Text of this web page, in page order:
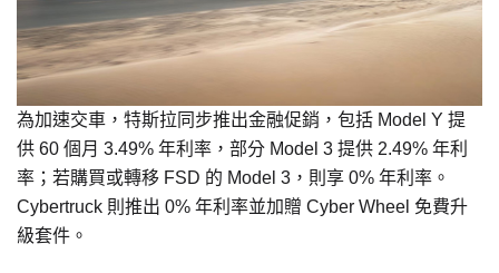
為加速交車，特斯拉同步推出金融促銷，包括 Model Y 提
供 60 個月 3.49% 年利率，部分 Model 3 提供 2.49% 年利
率；若購買或轉移 FSD 的 Model 3，則享 0% 年利率。
Cybertruck 則推出 0% 年利率並加贈 Cyber Wheel 免費升
級套件。